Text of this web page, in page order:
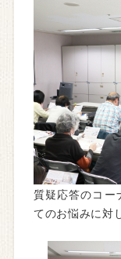
質疑応答のコー
てのお悩みに対